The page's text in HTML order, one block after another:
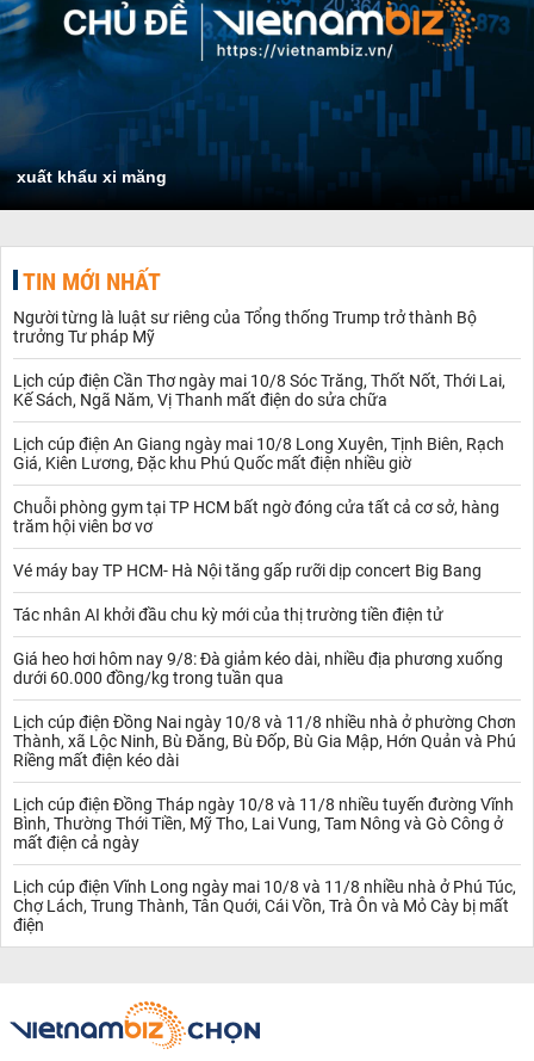
xuất khẩu xi măng
TIN MỚI NHẤT
Người từng là luật sư riêng của Tổng thống Trump trở thành Bộ
trưởng Tư pháp Mỹ
Lịch cúp điện Cần Thơ ngày mai 10/8 Sóc Trăng, Thốt Nốt, Thới Lai,
Kế Sách, Ngã Năm, Vị Thanh mất điện do sửa chữa
Lịch cúp điện An Giang ngày mai 10/8 Long Xuyên, Tịnh Biên, Rạch
Giá, Kiên Lương, Đặc khu Phú Quốc mất điện nhiều giờ
Chuỗi phòng gym tại TP HCM bất ngờ đóng cửa tất cả cơ sở, hàng
trăm hội viên bơ vơ
Vé máy bay TP HCM- Hà Nội tăng gấp rưỡi dịp concert Big Bang
Tác nhân AI khởi đầu chu kỳ mới của thị trường tiền điện tử
Giá heo hơi hôm nay 9/8: Đà giảm kéo dài, nhiều địa phương xuống
dưới 60.000 đồng/kg trong tuần qua
Lịch cúp điện Đồng Nai ngày 10/8 và 11/8 nhiều nhà ở phường Chơn
Thành, xã Lộc Ninh, Bù Đăng, Bù Đốp, Bù Gia Mập, Hớn Quản và Phú
Riềng mất điện kéo dài
Lịch cúp điện Đồng Tháp ngày 10/8 và 11/8 nhiều tuyến đường Vĩnh
Bình, Thường Thới Tiền, Mỹ Tho, Lai Vung, Tam Nông và Gò Công ở
mất điện cả ngày
Lịch cúp điện Vĩnh Long ngày mai 10/8 và 11/8 nhiều nhà ở Phú Túc,
Chợ Lách, Trung Thành, Tân Quới, Cái Vồn, Trà Ôn và Mỏ Cày bị mất
điện